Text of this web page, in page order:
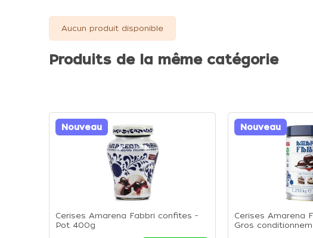
Aucun produit disponible
Produits de la même catégorie
Nouveau
Cerises Amarena Fabbri confites -
Pot 400g
Nouveau
Cerises Amarena
Gros